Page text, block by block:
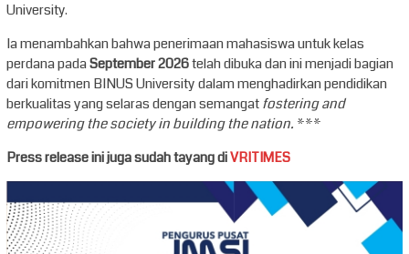
University.
Ia menambahkan bahwa penerimaan mahasiswa untuk kelas
perdana padaSeptember 2026telah dibuka dan ini menjadi bagian
dari komitmen BINUS University dalam menghadirkan pendidikan
berkualitas yang selaras dengan semangatfostering and
empowering the society in building the nation. ***
Press release ini juga sudah tayang diVRITIMES